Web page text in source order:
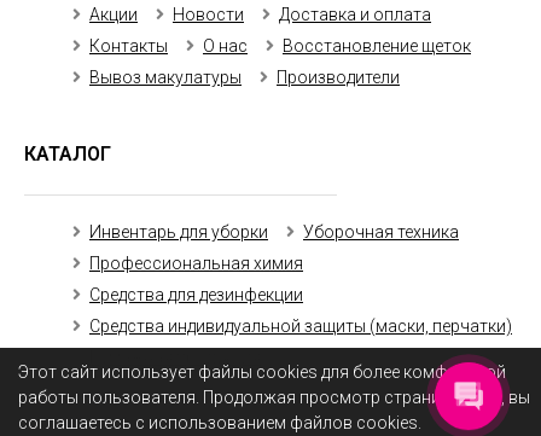
Этот сайт использует файлы cookies для более комфортной
работы пользователя. Продолжая просмотр страниц сайта, вы
соглашаетесь с использованием файлов cookies.
Акции Новости
Доставка и оплата
Контакты
О нас
Восстановление щеток
Вывоз макулатуры
Производители
КАТАЛОГ
Инвентарь для уборки
Уборочная техника
Профессиональная химия
Средства для дезинфекции
Средства индивидуальной защиты (маски, перчатки)